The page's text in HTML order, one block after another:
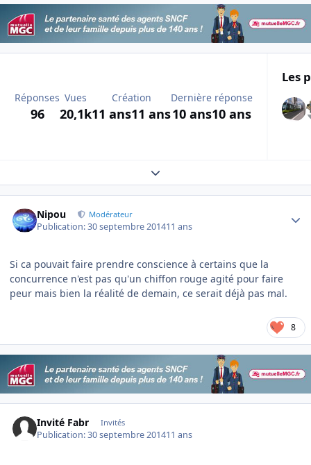
Réponses
96
Vues
20,1k
Création
11 ans11 ans
Dernière réponse
10 ans10 ans
Les
Expand topic overview
Nipou Modérateur
Publication:30 septembre 201411 ans
Si ca pouvait faire prendre conscience à certains que la
concurrence n'est pas qu'un chiffon rouge agité pour faire
peur mais bien la réalité de demain, ce serait déjà pas mal.
8
Invité Fabr Invités
Publication:30 septembre 201411 ans